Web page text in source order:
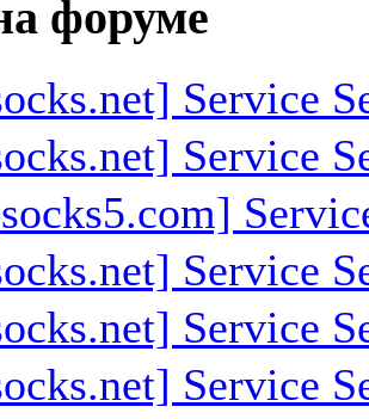
форуме
Service
Service
Service
Service
Service